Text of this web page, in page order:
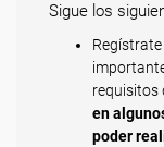
Sigue los
requisitos
en
poder